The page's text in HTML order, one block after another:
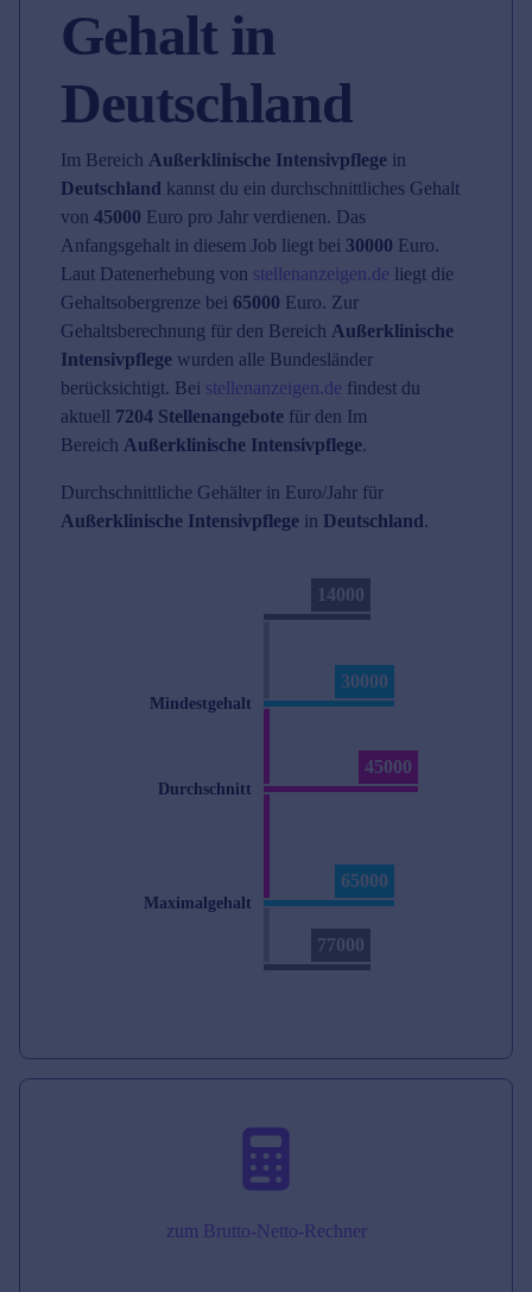
Gehalt in
Deutschland
Im Bereich Außerklinische Intensivpflege in
Deutschland kannst du ein durchschnittliches Gehalt
von 45000 Euro pro Jahr verdienen. Das
Anfangsgehalt in diesem Job liegt bei 30000 Euro.
Laut Datenerhebung von stellenanzeigen.de liegt die
Gehaltsobergrenze bei 65000 Euro. Zur
Gehaltsberechnung für den Bereich Außerklinische
Intensivpflege wurden alle Bundesländer
berücksichtigt. Bei stellenanzeigen.de findest du
aktuell 7204 Stellenangebote für den Im
Bereich Außerklinische Intensivpflege.
Durchschnittliche Gehälter in Euro/Jahr für
Außerklinische Intensivpflege in Deutschland.
14000
30000
Mindestgehalt
45000
Durchschnitt
65000
Maximalgehalt
77000
zum Brutto-Netto-Rechner